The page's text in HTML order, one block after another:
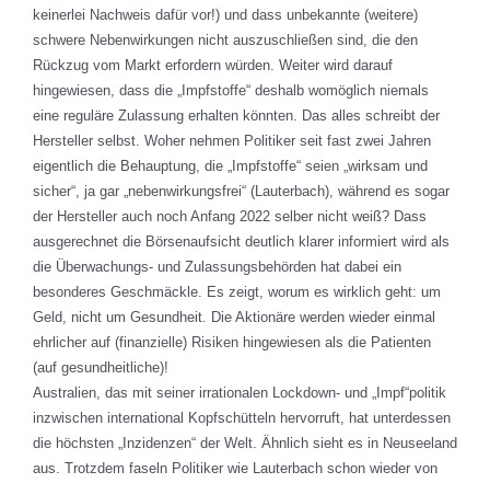
keinerlei Nachweis dafür vor!) und dass unbekannte (weitere)
schwere Nebenwirkungen nicht auszuschließen sind, die den
Rückzug vom Markt erfordern würden. Weiter wird darauf
hingewiesen, dass die „Impfstoffe“ deshalb womöglich niemals
eine reguläre Zulassung erhalten könnten. Das alles schreibt der
Hersteller selbst. Woher nehmen Politiker seit fast zwei Jahren
eigentlich die Behauptung, die „Impfstoffe“ seien „wirksam und
sicher“, ja gar „nebenwirkungsfrei“ (Lauterbach), während es sogar
der Hersteller auch noch Anfang 2022 selber nicht weiß? Dass
ausgerechnet die Börsenaufsicht deutlich klarer informiert wird als
die Überwachungs- und Zulassungsbehörden hat dabei ein
besonderes Geschmäckle. Es zeigt, worum es wirklich geht: um
Geld, nicht um Gesundheit. Die Aktionäre werden wieder einmal
ehrlicher auf (finanzielle) Risiken hingewiesen als die Patienten
(auf gesundheitliche)!
Australien, das mit seiner irrationalen Lockdown- und „Impf“politik
inzwischen international Kopfschütteln hervorruft, hat unterdessen
die höchsten „Inzidenzen“ der Welt. Ähnlich sieht es in Neuseeland
aus. Trotzdem faseln Politiker wie Lauterbach schon wieder von